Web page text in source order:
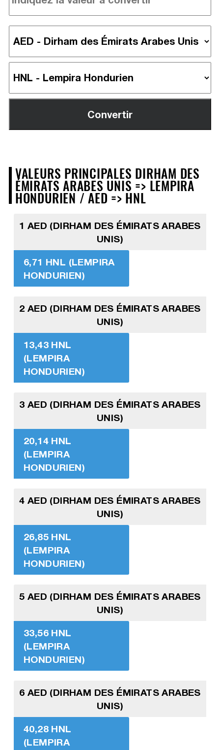
VALEURS PRINCIPALES DIRHAM DES
ÉMIRATS ARABES UNIS => LEMPIRA
HONDURIEN / AED => HNL
1 AED (DIRHAM DES ÉMIRATS ARABES
UNIS)
6,71 HNL (LEMPIRA
HONDURIEN)
2 AED (DIRHAM DES ÉMIRATS ARABES
UNIS)
13,43 HNL
(LEMPIRA
HONDURIEN)
3 AED (DIRHAM DES ÉMIRATS ARABES
UNIS)
20,14 HNL
(LEMPIRA
HONDURIEN)
4 AED (DIRHAM DES ÉMIRATS ARABES
UNIS)
26,85 HNL
(LEMPIRA
HONDURIEN)
5 AED (DIRHAM DES ÉMIRATS ARABES
UNIS)
33,56 HNL
(LEMPIRA
HONDURIEN)
6 AED (DIRHAM DES ÉMIRATS ARABES
UNIS)
40,28 HNL
(LEMPIRA